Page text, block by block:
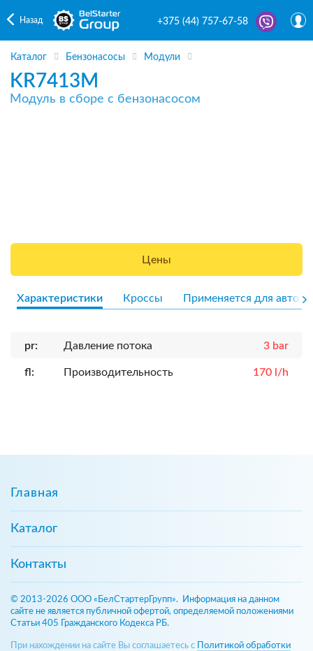
Назад +375 (44) 757-67-58
Каталог Бензонасосы Модули
KR7413M
Модуль в сборе с бензонасосом
Цены
Характеристики Кроссы Применяется для авто
pr: Давление потока 3 bar
fl: Производительность 170 l/h
Главная
Каталог
Контакты
© 2013-2026 ООО «БелСтартерГрупп». Информация на данном
сайте не является публичной офертой, определяемой положениями
Статьи 405 Гражданского Кодекса РБ.
При нахождении на сайте Вы соглашаетесь с
Политикой обработки